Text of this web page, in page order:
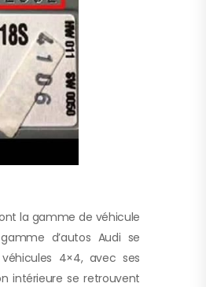
la gamme de véhicule
d’autos Audi se
4×4, avec ses
intérieure se retrouvent